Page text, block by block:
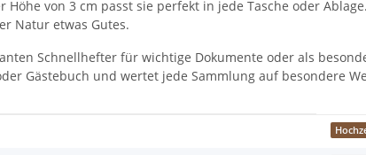
von 3 cm passt sie perfekt in jede Tasche oder
Natur etwas Gutes.
Schnellhefter für wichtige Dokumente oder als
Gästebuch und wertet jede Sammlung auf besondere